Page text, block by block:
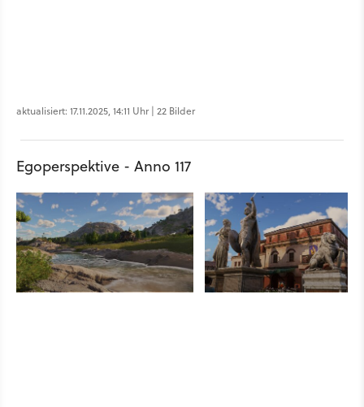
aktualisiert: 17.11.2025, 14:11 Uhr | 22 Bilder
Egoperspektive - Anno 117